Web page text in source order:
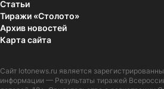
Статьи
Тиражи «Столото»
Архив новостей
Карта сайта
Сайт lotonews.ru является
информации — Результаты тиражей